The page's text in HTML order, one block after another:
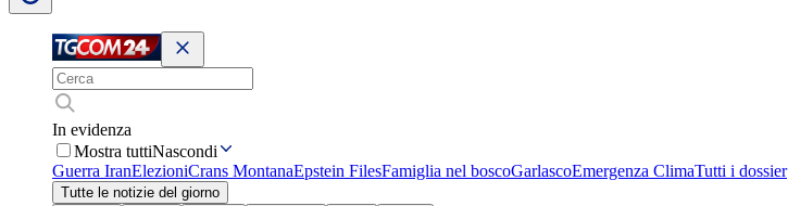
In evidenza
Mostra tuttiNascondi
Guerra IranElezioniCrans MontanaEpstein FilesFamiglia nel boscoGarlascoEmergenza ClimaTutti i dossier
Tutte le notizie del giorno